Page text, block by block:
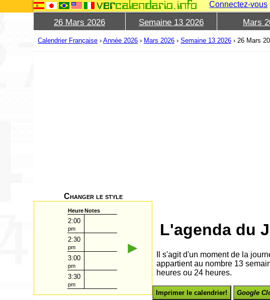
Connectez-vous
26 Mars 2026 Semaine 13 2026 Mars
Calendrier Française ›Année 2026 › Mars 2026 ›Semaine 13 2026 ›26 Mars
Changer le style
HeureNotes
2:00
pm
2:30
pm
3:00
pm
3:30
pm
►
L'agenda du
Il s'agit d'un moment de la
appartient au nombre 13
heures ou 24 heures.
Imprimer le calendrier! Google